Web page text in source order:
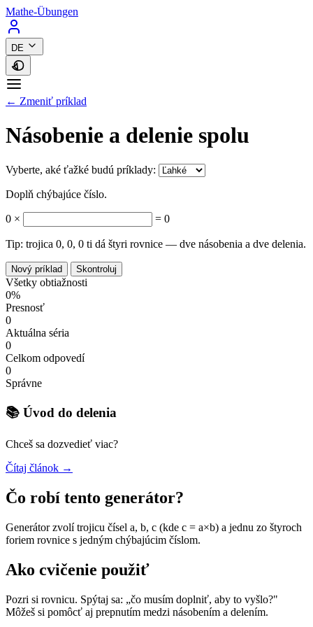
Mathe-Übungen
DE
← Zmeniť príklad
Násobenie a delenie spolu
Vyberte, aké ťažké budú príklady:
Doplň chýbajúce číslo.
0 × = 0
Tip: trojica 0, 0, 0 ti dá štyri rovnice — dve násobenia a dve delenia.
Nový príklad Skontroluj
Všetky obtiažnosti
0%
Presnosť
0
Aktuálna séria
0
Celkom odpovedí
0
Správne
📚 Úvod do delenia
Chceš sa dozvedieť viac?
Čítaj článok →
Čo robí tento generátor?
Generátor zvolí trojicu čísel a, b, c (kde c = a×b) a jednu zo štyroch
foriem rovnice s jedným chýbajúcim číslom.
Ako cvičenie použiť
Pozri si rovnicu. Spýtaj sa: „čo musím doplniť, aby to vyšlo?"
Môžeš si pomôcť aj prepnutím medzi násobením a delením.